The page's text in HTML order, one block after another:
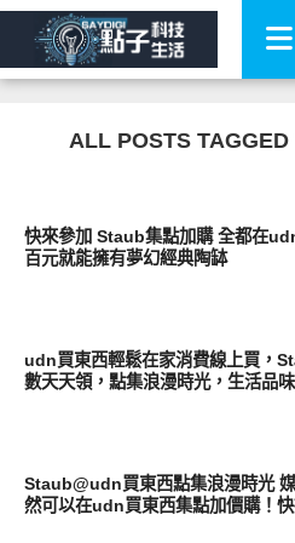
ALL POSTS
快來參加 Staub集點加購 全都在
百元就能擁有夢幻經典陶缽
udn買東西輕鬆在家消費線上買，
數天天領，點集浪漫時光，生活品
Staub@udn買東西點集浪漫時光
然可以在udn買東西集點加價購！快